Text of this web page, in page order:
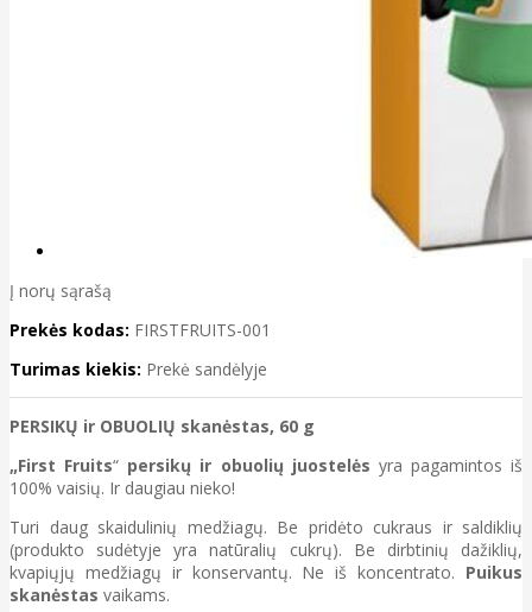
Į norų sąrašą
Prekės kodas: FIRSTFRUITS-001
Turimas kiekis: Prekė sandėlyje
PERSIKŲ ir OBUOLIŲ skanėstas, 60 g
„First Fruits“ persikų ir obuolių juostelės yra pagamintos iš
100% vaisių. Ir daugiau nieko!
Turi daug skaidulinių medžiagų. Be pridėto cukraus ir saldiklių
(produkto sudėtyje yra natūralių cukrų). Be dirbtinių dažiklių,
kvapiųjų medžiagų ir konservantų. Ne iš koncentrato. Puikus
skanėstas vaikams.